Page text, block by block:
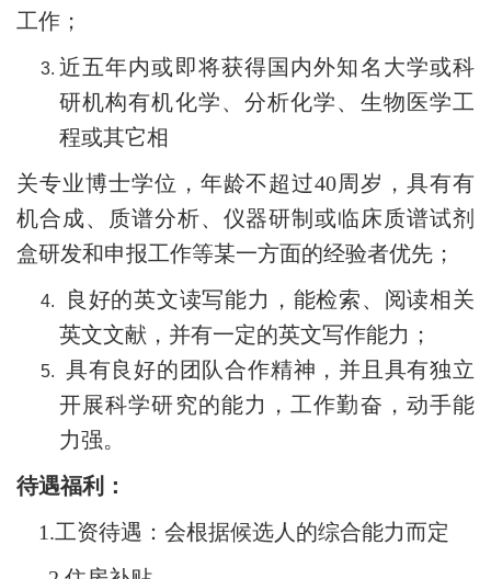
工作；
近五年内或即将获得国内外知名大学或科
研机构有机化学、分析化学、生物医学工
程或其它相
关专业博士学位，年龄不超过40周岁，具有有
机合成、质谱分析、仪器研制或临床质谱试剂
盒研发和申报工作等某一方面的经验者优先；
良好的英文读写能力，能检索、阅读相关
英文文献，并有一定的英文写作能力；
具有良好的团队合作精神，并且具有独立
开展科学研究的能力，工作勤奋，动手能
力强。
待遇福利：
1.工资待遇：会根据候选人的综合能力而定